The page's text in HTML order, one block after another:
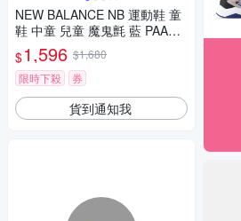
NEW BALANCE NB 運動鞋 童
鞋 中童 兒童 魔鬼氈 藍 PAARII
E4-W楦
$1,596 $1,680
限時下殺
券
貨到通知我